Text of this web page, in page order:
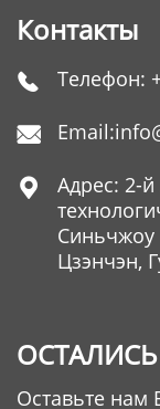
Контакты
 Телефон:
 Email:

Адрес: 2-й
Синьчжоу
Цзэнчэн,
Оставьте